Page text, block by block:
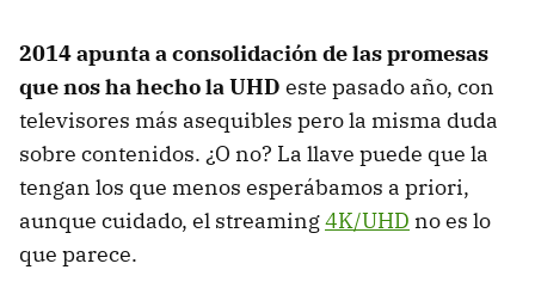
2014 apunta a consolidación de las promesas
que nos ha hecho la UHD este pasado año, con
televisores más asequibles pero la misma duda
sobre contenidos. ¿O no? La llave puede que la
tengan los que menos esperábamos a priori,
aunque cuidado, el streaming4K/UHD no es lo
que parece.